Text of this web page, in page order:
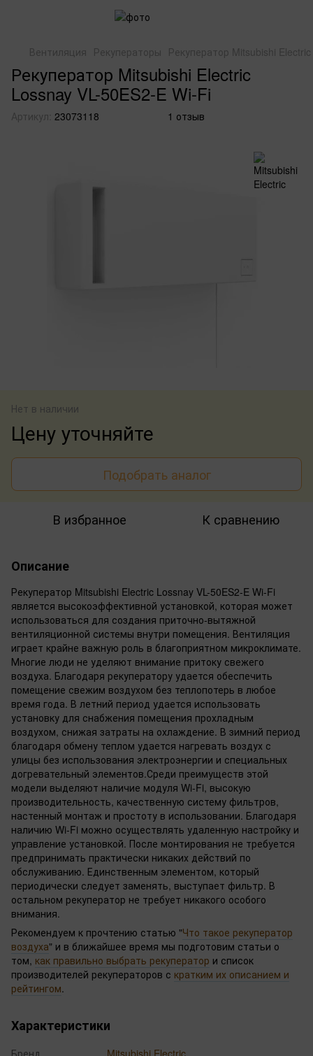
Вентиляция Рекуператоры Рекуператор Mitsubishi
Рекуператор Mitsubishi Electric
Lossnay VL-50ES2-E Wi-Fi
Артикул: 23073118 1 отзыв
Нет в наличии
Цену уточняйте
Подобрать аналог
В избранное К сравнению
Описание
Рекуператор Mitsubishi Electric Lossnay VL-50ES2-E Wi-Fi
является высокоэффективной установкой, которая может
использоваться для создания приточно-вытяжной
вентиляционной системы внутри помещения. Вентиляция
играет крайне важную роль в благоприятном микроклимате.
Многие люди не уделяют внимание притоку свежего
воздуха. Благодаря рекуператору удается обеспечить
помещение свежим воздухом без теплопотерь в любое
время года. В летний период удается использовать
установку для снабжения помещения прохладным
воздухом, снижая затраты на охлаждение. В зимний период
благодаря обмену теплом удается нагревать воздух с
улицы без использования электроэнергии и специальных
догревательный элементов.Среди преимуществ этой
модели выделяют наличие модуля Wi-Fi, высокую
производительность, качественную систему фильтров,
настенный монтаж и простоту в использовании. Благодаря
наличию Wi-Fi можно осуществлять удаленную настройку и
управление установкой. После монтирования не требуется
предпринимать практически никаких действий по
обслуживанию. Единственным элементом, который
периодически следует заменять, выступает фильтр. В
остальном рекуператор не требует никакого особого
внимания.
Рекомендуем к прочтению статью "Что такое рекуператор
воздуха" и в ближайшее время мы подготовим статьи о
том, как правильно выбрать рекуператор и список
производителей рекуператоров с кратким их описанием и
рейтингом.
Характеристики
Бренд
Mitsubishi Electric